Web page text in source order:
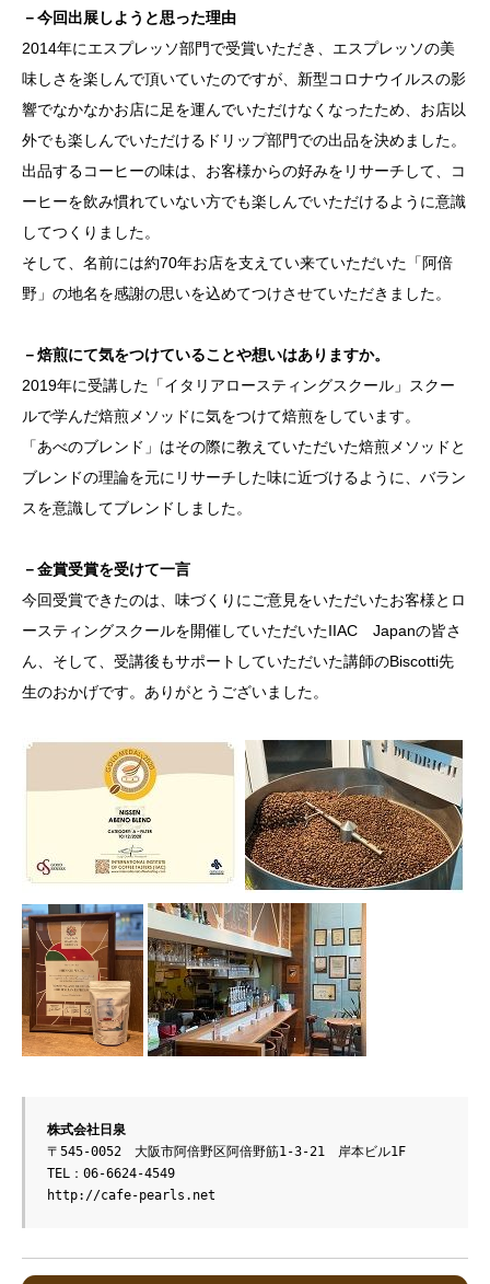
－今回出展しようと思った理由
2014年にエスプレッソ部門で受賞いただき、エスプレッソの美
味しさを楽しんで頂いていたのですが、新型コロナウイルスの影
響でなかなかお店に足を運んでいただけなくなったため、お店以
外でも楽しんでいただけるドリップ部門での出品を決めました。
出品するコーヒーの味は、お客様からの好みをリサーチして、コ
ーヒーを飲み慣れていない方でも楽しんでいただけるように意識
してつくりました。
そして、名前には約70年お店を支えてい来ていただいた「阿倍
野」の地名を感謝の思いを込めてつけさせていただきました。
－焙煎にて気をつけていることや想いはありますか。
2019年に受講した「イタリアロースティングスクール」スクー
ルで学んだ焙煎メソッドに気をつけて焙煎をしています。
「あべのブレンド」はその際に教えていただいた焙煎メソッドと
ブレンドの理論を元にリサーチした味に近づけるように、バラン
スを意識してブレンドしました。
－金賞受賞を受けて一言
今回受賞できたのは、味づくりにご意見をいただいたお客様とロ
ースティングスクールを開催していただいたIIAC Japanの皆さ
ん、そして、受講後もサポートしていただいた講師のBiscotti先
生のおかげです。ありがとうございました。
株式会社 日泉
〒545-0052　大阪市阿倍野区阿倍野筋1-3-21　岸本ビル1F
http://cafe-pearls.net